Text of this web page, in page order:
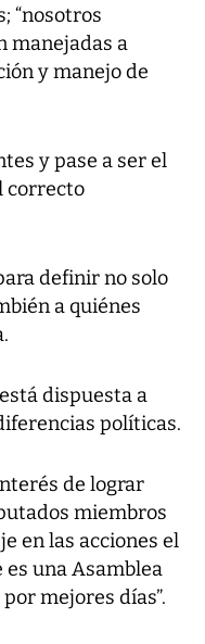
“nosotros
manejadas a
y manejo de
y pase a ser el
correcto
definir no solo
a quiénes
dispuesta a
políticas.
de lograr
miembros
en las acciones el
es una Asamblea
mejores días”.